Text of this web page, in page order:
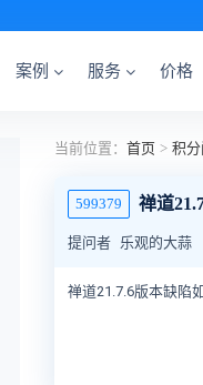
案例 服务 价格
当前位置： 首页 > 积
599379 禅道
提问者 乐观的大蒜
禅道21.7.6版本缺陷